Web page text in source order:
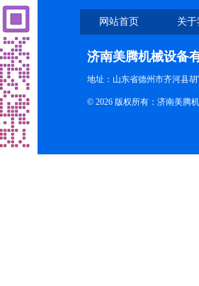
网站首页 关
济南美腾机械设备
地址：山东省德州市齐河县
© 2026 版权所有：济南美腾